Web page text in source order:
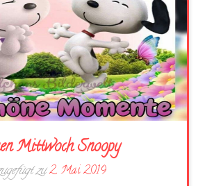
Mittwoch Snoopy
zu2. Mai 2019